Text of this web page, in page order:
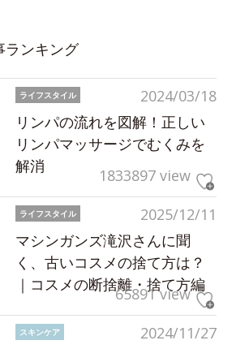
ランキング
2024/03/18
ライフスタイル
リンパの流れを図解！正しい
リンパマッサージでむくみを
解消
1833897 view
2025/12/11
ライフスタイル
マシンガンズ滝沢さんに聞
く、古いコスメの捨て方は？
｜コスメの断捨離・捨て方編
65891 view
2024/11/27
スキンケア